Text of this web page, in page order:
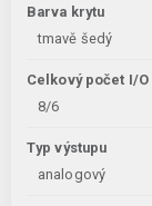
Barva krytu
tmavě šedý
Celkový počet I/O
8/6
Typ výstupu
analogový